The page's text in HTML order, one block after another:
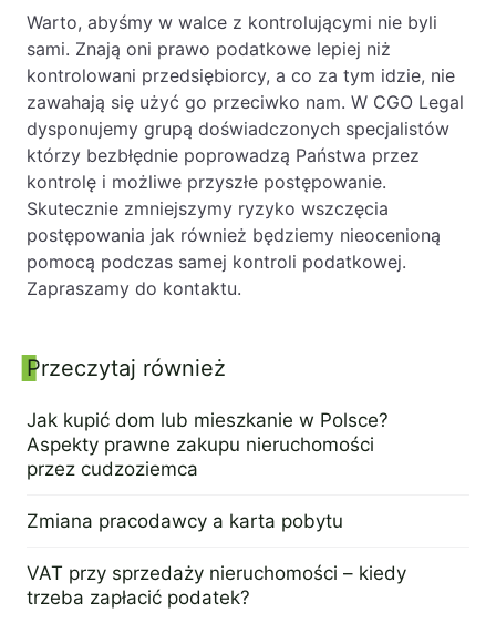
Warto, abyśmy w walce z kontrolującymi nie byli
sami. Znają oni prawo podatkowe lepiej niż
kontrolowani przedsiębiorcy, a co za tym idzie, nie
zawahają się użyć go przeciwko nam. W CGO Legal
dysponujemy grupą doświadczonych specjalistów
którzy bezbłędnie poprowadzą Państwa przez
kontrolę i możliwe przyszłe postępowanie.
Skutecznie zmniejszymy ryzyko wszczęcia
postępowania jak również będziemy nieocenioną
pomocą podczas samej kontroli podatkowej.
Zapraszamy do kontaktu.
Panel boczny
Przeczytaj również
Jak kupić dom lub mieszkanie w Polsce?
Aspekty prawne zakupu nieruchomości
przez cudzoziemca
Zmiana pracodawcy a karta pobytu
VAT przy sprzedaży nieruchomości – kiedy
trzeba zapłacić podatek?